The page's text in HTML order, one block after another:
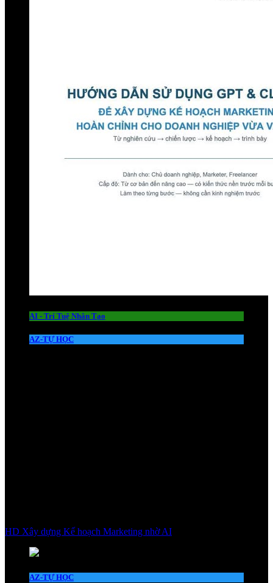
AI - Trí Tuệ Nhân Tạo
AZ-TỰ HỌC
HD Xây dựng Kế hoạch Marketing nhờ AI
AZ-TỰ HỌC